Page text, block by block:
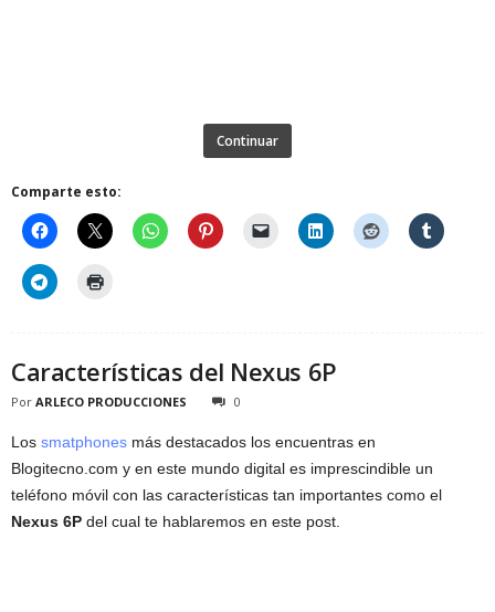
Continuar
Comparte esto:
Características del Nexus 6P
Por ARLECO PRODUCCIONES 0
Los smatphones más destacados los encuentras en
Blogitecno.com y en este mundo digital es imprescindible un
teléfono móvil con las características tan importantes como el
Nexus 6P del cual te hablaremos en este post.